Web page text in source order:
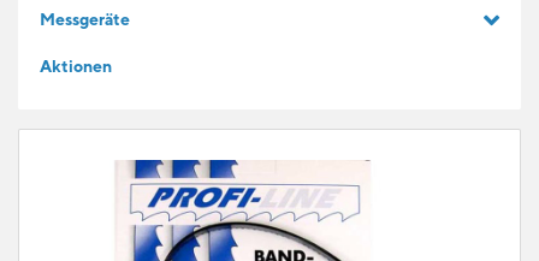
BLOG
Messgeräte
Aktionen